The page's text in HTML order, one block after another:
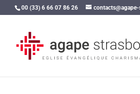
00 (33) 6 66 07 86 26